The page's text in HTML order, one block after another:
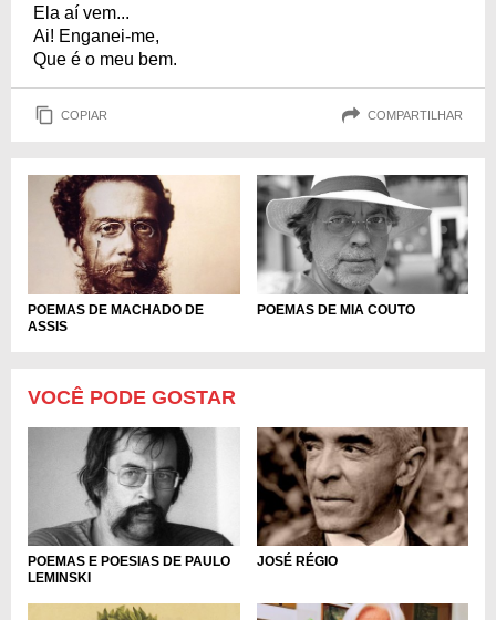
Ela aí vem...
Ai! Enganei-me,
Que é o meu bem.
COPIAR COMPARTILHAR
POEMAS DE MACHADO DE
ASSIS
POEMAS DE MIA COUTO
VOCÊ PODE GOSTAR
POEMAS E POESIAS DE PAULO
LEMINSKI
JOSÉ RÉGIO